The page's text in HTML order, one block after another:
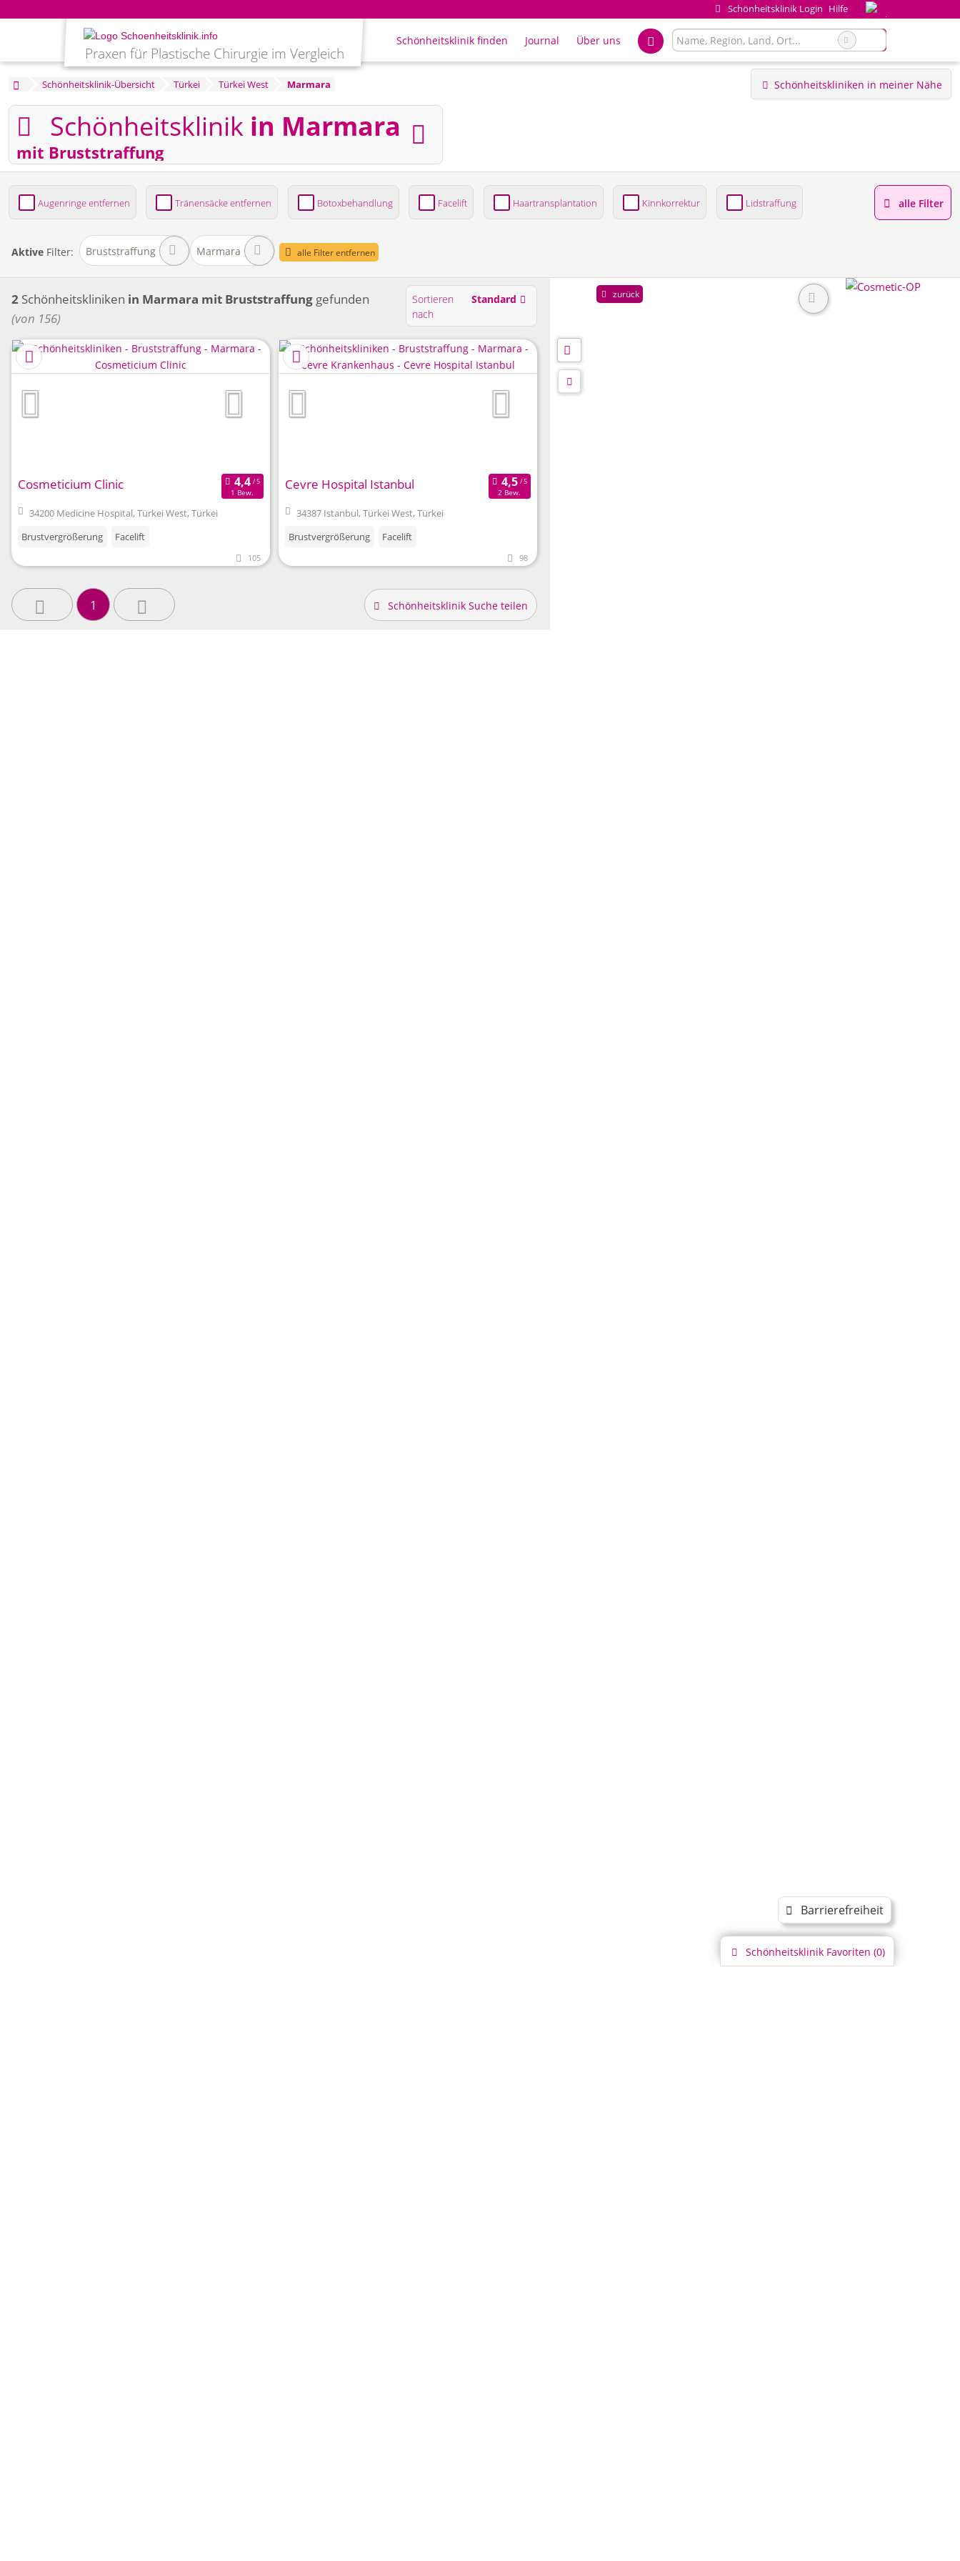
Barrierefreiheit
Schönheitsklinik Login Hilfe
Praxen für Plastische Chirurgie im Vergleich
Schönheitsklinik finden Journal Über uns
Schönheitsklinik-Übersicht Türkei Türkei West Marmara Schönheitskliniken in meiner Nähe
Schönheitsklinik in Marmara
mit Bruststraffung
Augenringe entfernen Tränensäcke entfernen Botoxbehandlung Facelift Haartransplantation Kinnkorrektur Lidstraffung
Bruststraffung Brustvergrößerung Fettabsaugung
alle Filter
Aktive Filter: Bruststraffung Marmara alle Filter entfernen
2 Schönheitskliniken in Marmara mit Bruststraffung gefunden
(von 156)
Sortieren
nach
Standard
Cosmeticium Clinic
1 Bew.
34200 Medicine Hospital, Türkei West, Türkei
Brustvergrößerung
Facelift
105
Cevre Hospital Istanbul
2 Bew.
34387 Istanbul, Türkei West, Türkei
Brustvergrößerung
Facelift
98
1 Schönheitsklinik Suche teilen
Schönheitsklinik Favoriten (0)
zurück